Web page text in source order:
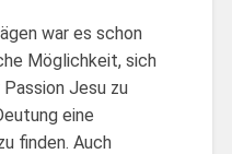
war es schon
Möglichkeit, sich
Jesu zu
eine
finden. Auch